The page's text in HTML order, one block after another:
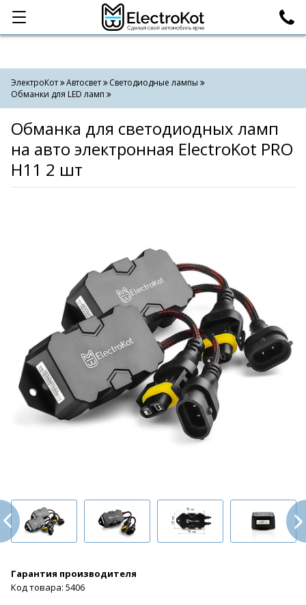
Категории Поиск
ЭлектроКот Автосвет
Светодиодные лампы
Обманки для LED ламп
Обманка для светодиодных ламп
на авто электронная ElectroKot PRO
H11 2 шт
Гарантия производителя
Код товара: 5406